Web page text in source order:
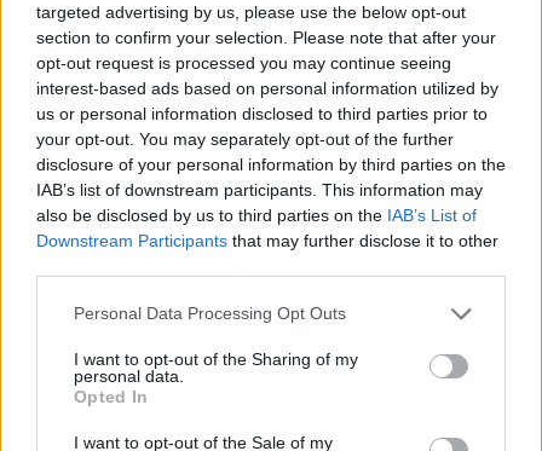
targeted advertising by us, please use the below opt-out
section to confirm your selection. Please note that after your
opt-out request is processed you may continue seeing
interest-based ads based on personal information utilized by
us or personal information disclosed to third parties prior to
your opt-out. You may separately opt-out of the further
disclosure of your personal information by third parties on the
IAB’s list of downstream participants. This information may
also be disclosed by us to third parties on the IAB’s List of
Downstream Participants that may further disclose it to other
Personal Data Processing Opt Outs
I want to opt-out of the Sharing of my
personal data.
Opted In
I want to opt-out of the Sale of my
Publicidad